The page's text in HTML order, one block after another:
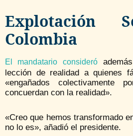
Explotación
Colombia
El mandatario consideró
lección de realidad a quienes
«engañados colectivamente
concuerdan con la realidad».
«Creo que hemos transformado
no lo es», añadió el presidente.